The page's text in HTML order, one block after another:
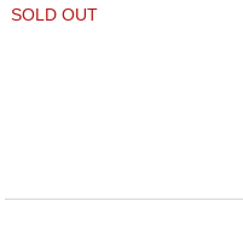
SOLD OUT